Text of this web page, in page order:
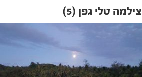
צילמה טלי גפן (5)